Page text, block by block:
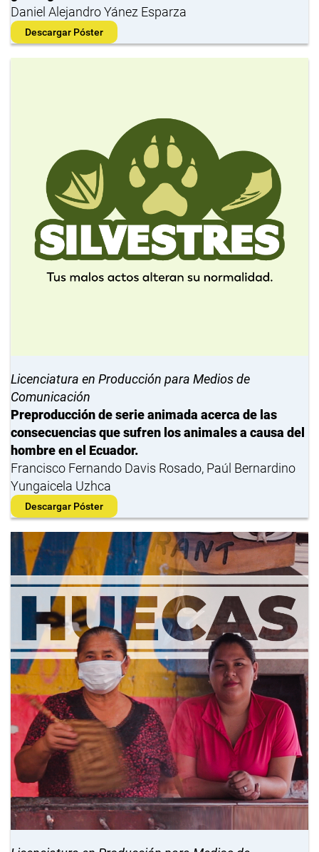
Daniel Alejandro Yánez Esparza
Descargar Póster
Licenciatura en Producción para Medios de
Comunicación
Preproducción de serie animada acerca de las
consecuencias que sufren los animales a causa del
hombre en el Ecuador.
Francisco Fernando Davis Rosado, Paúl Bernardino
Yungaicela Uzhca
Descargar Póster